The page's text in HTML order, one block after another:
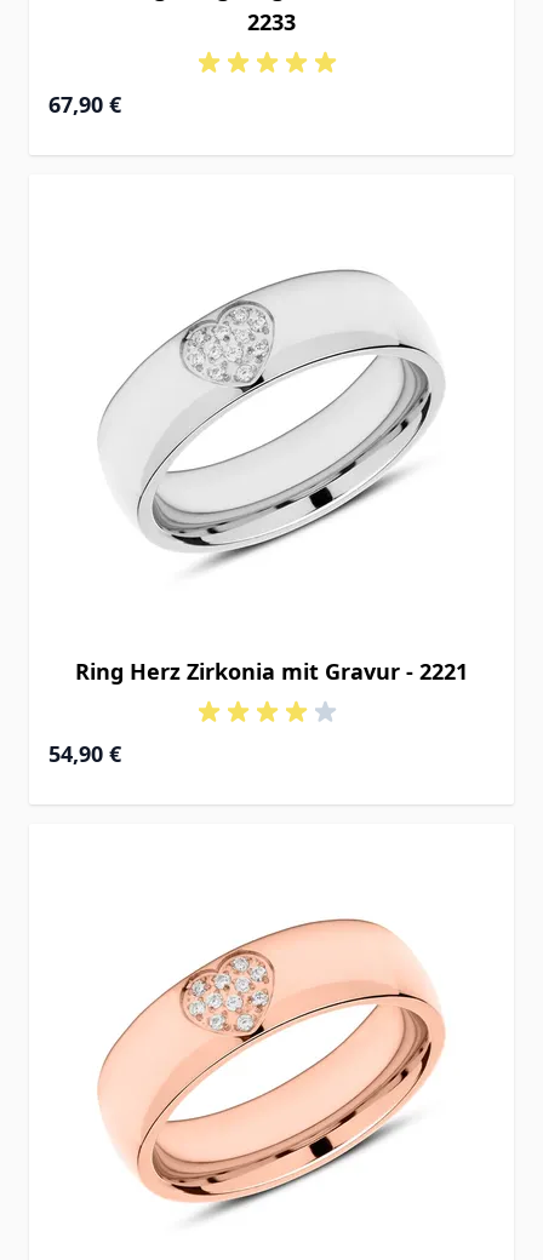
2233
67,90 €
Ring Herz Zirkonia mit Gravur - 2221
54,90 €